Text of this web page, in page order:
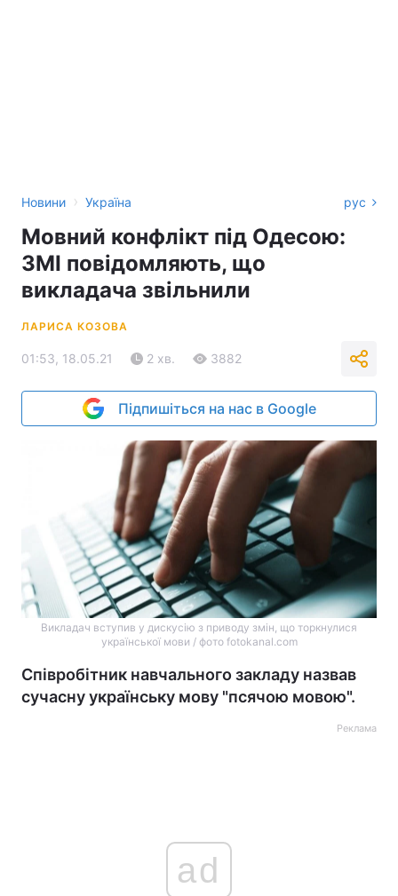
Новини › Україна рус
Мовний конфлікт під Одесою:
ЗМІ повідомляють, що
викладача звільнили
ЛАРИСА КОЗОВА
01:53, 18.05.21 2 хв. 3882
Підпишіться на нас в Google
Викладач вступив у дискусію з приводу змін, що торкнулися
української мови / фото fotokanal.com
Співробітник навчального закладу назвав
сучасну українську мову "псячою мовою".
Реклама
ad